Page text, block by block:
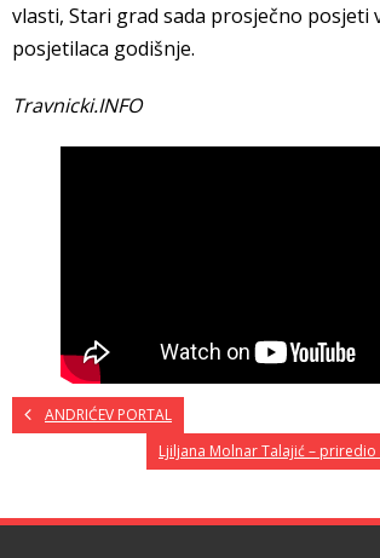
vlasti, Stari grad sada prosječno posjeti
posjetilaca godišnje.
Travnicki.INFO
ANDRIĆEV PORTAL
Ljiljana Molnar Talajić –